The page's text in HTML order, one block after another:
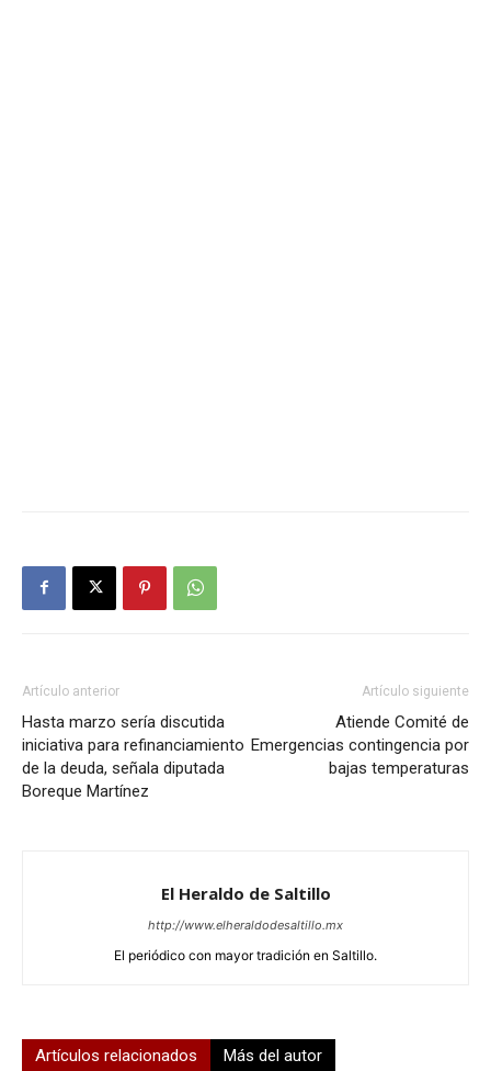
Artículo anterior
Hasta marzo sería discutida
iniciativa para refinanciamiento
de la deuda, señala diputada
Boreque Martínez
Artículo siguiente
Atiende Comité de
Emergencias contingencia por
bajas temperaturas
El Heraldo de Saltillo
http://www.elheraldodesaltillo.mx
El periódico con mayor tradición en Saltillo.
Artículos relacionados Más del autor